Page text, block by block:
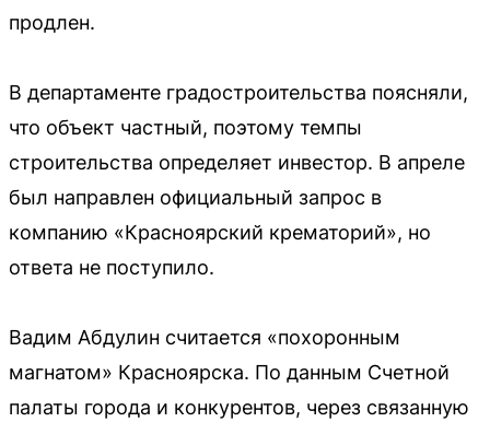
продлен.
В департаменте градостроительства поясняли,
что объект частный, поэтому темпы
строительства определяет инвестор. В апреле
был направлен официальный запрос в
компанию «Красноярский крематорий», но
ответа не поступило.
Вадим Абдулин считается «похоронным
магнатом» Красноярска. По данным Счетной
палаты города и конкурентов, через связанную